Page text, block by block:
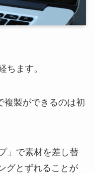
ちます。
複製ができるのは初
」で素材を差し替
グとずれることが